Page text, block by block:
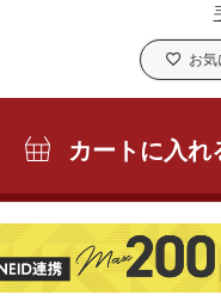
お
カートに入れ